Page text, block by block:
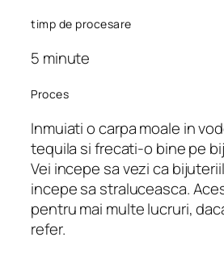
timp de procesare
5 minute
Proces
Inmuiati o carpa moale in
tequila si frecati-o bine pe
Vei incepe sa vezi ca
incepe sa straluceasca.
pentru mai multe lucruri,
refer.